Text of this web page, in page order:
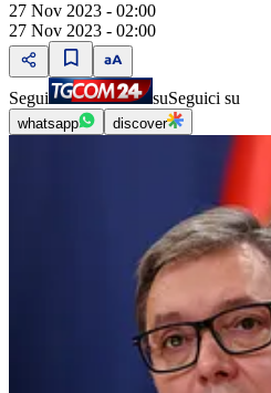
27 Nov 2023 - 02:00
27 Nov 2023 - 02:00
Segui suSeguici su
whatsapp discover